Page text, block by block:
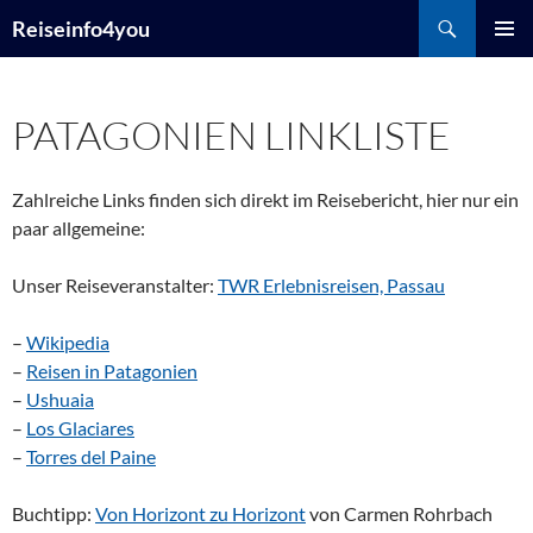
Inhalt
Reiseinfo4you
PATAGONIEN LINKLISTE
Zahlreiche Links finden sich direkt im Reisebericht, hier nur ein
paar allgemeine:
Unser Reiseveranstalter: TWR Erlebnisreisen, Passau
– Wikipedia
– Reisen in Patagonien
– Ushuaia
– Los Glaciares
– Torres del Paine
Buchtipp: Von Horizont zu Horizontvon Carmen Rohrbach